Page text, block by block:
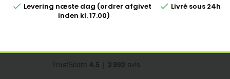
 Levering næste dag (ordrer afgivet
inden kl. 17.00)
 Livré sous 24h